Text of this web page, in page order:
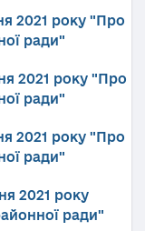
2021 року "Про
ради"
2021 року "Про
ради"
2021 року "Про
ради"
2021 року
ради"